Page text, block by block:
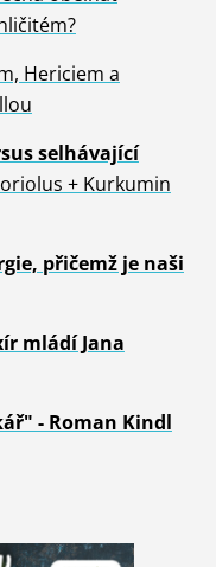
Hericiem a
selhávající
+ Kurkumin
přičemž je naši
mládí Jana
- Roman Kindl